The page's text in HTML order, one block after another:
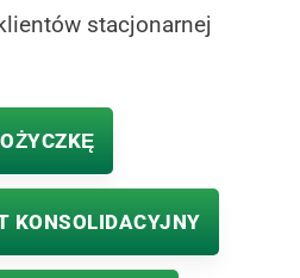
stacjonarnej
KONSOLIDACYJNY